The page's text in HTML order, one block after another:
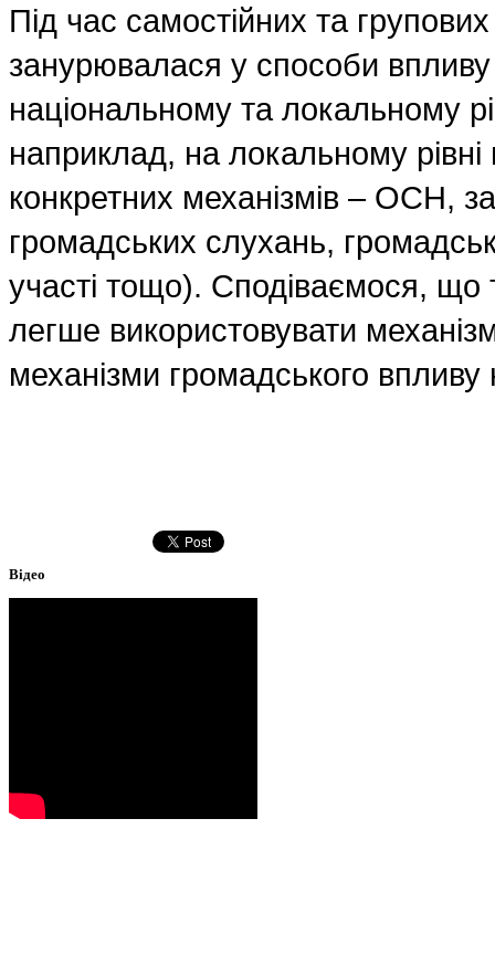
Під час самостійних та
занурювалася у способи
національному та локальному
наприклад, на локальному
конкретних механізмів – ОСН,
громадських слухань,
участі тощо). Сподіваємося,
легше використовувати
механізми громадського впливу
Відео